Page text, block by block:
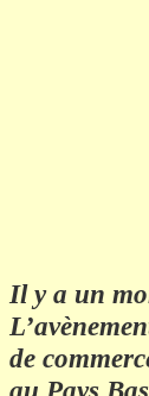
Il y a un
de